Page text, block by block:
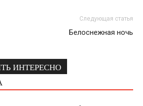
Следующая статья
Белоснежная ночь
ИНТЕРЕСНО